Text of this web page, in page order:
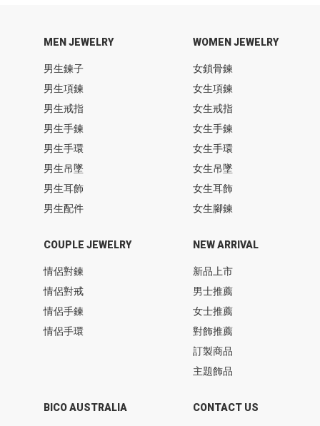
MEN JEWELRY
男生鍊子
男生項鍊
男生戒指
男生手鍊
男生手環
男生吊墜
男生耳飾
男生配件
WOMEN JEWELRY
女鎖骨鍊
女生項鍊
女生戒指
女生手鍊
女生手環
女生吊墜
女生耳飾
女生腳鍊
COUPLE JEWELRY
情侶對鍊
情侶對戒
情侶手鍊
情侶手環
BICO AUSTRALIA
NEW ARRIVAL
新品上市
男士推薦
女士推薦
對飾推薦
訂製商品
主題飾品
CONTACT US